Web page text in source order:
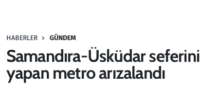
HABERLER GÜNDEM
Samandıra-Üsküdar seferini
yapan metro arızalandı
Haber